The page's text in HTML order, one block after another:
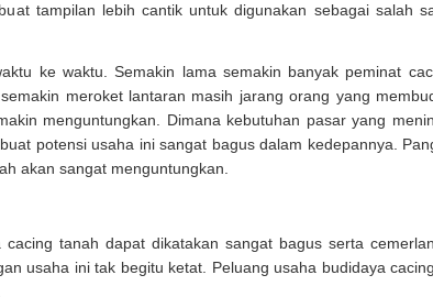
tampilan lebih cantik untuk digunakan sebagai salah
ke waktu. Semakin lama semakin banyak peminat
meroket lantaran masih jarang orang yang
menguntungkan. Dimana kebutuhan pasar yang
potensi usaha ini sangat bagus dalam kedepannya.
akan sangat menguntungkan.
tanah dapat dikatakan sangat bagus serta
usaha ini tak begitu ketat. Peluang usaha budidaya